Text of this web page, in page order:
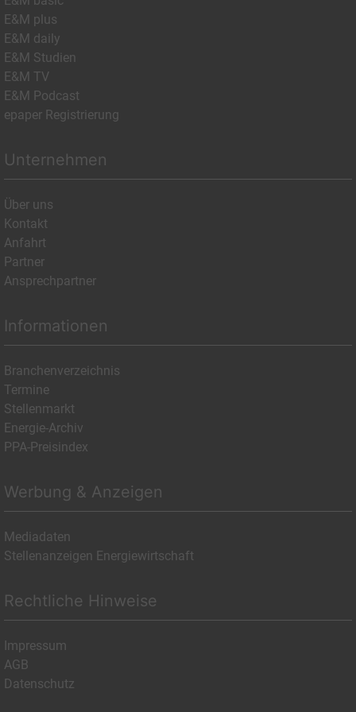
E&M plus
E&M daily
E&M Studien
E&M TV
E&M Podcast
epaper Registrierung
Unternehmen
Über uns
Kontakt
Anfahrt
Partner
Ansprechpartner
Informationen
Branchenverzeichnis
Termine
Stellenmarkt
Energie-Archiv
PPA-Preisindex
Werbung & Anzeigen
Mediadaten
Stellenanzeigen Energiewirtschaft
Rechtliche Hinweise
Impressum
AGB
Datenschutz